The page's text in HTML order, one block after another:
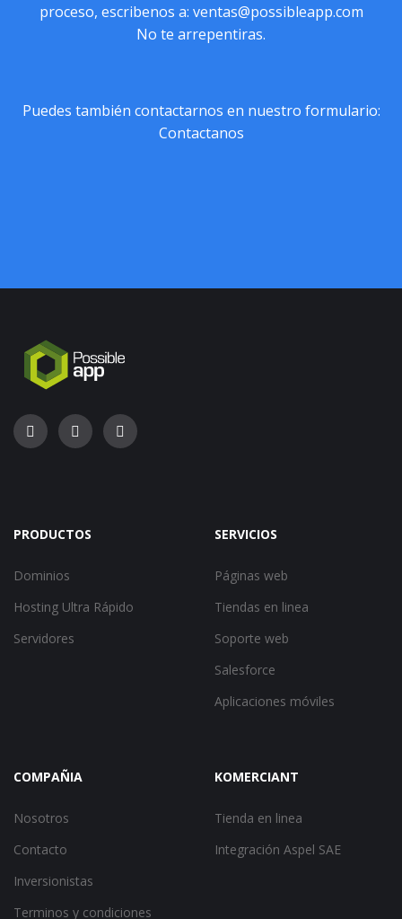
proceso, escribenos a: ventas@possibleapp.com
No te arrepentiras.
Puedes también contactarnos en nuestro formulario:
Contactanos
PRODUCTOS
Dominios
Hosting Ultra Rápido
Servidores
SERVICIOS
Páginas web
Tiendas en linea
Soporte web
Salesforce
Aplicaciones móviles
COMPAÑIA
Nosotros
Contacto
Inversionistas
Terminos y condiciones
KOMERCIANT
Tienda en linea
Integración Aspel SAE